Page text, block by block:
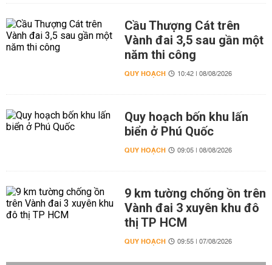
Cầu Thượng Cát trên
Vành đai 3,5 sau gần một
năm thi công
QUY HOẠCH 10:42 | 08/08/2026
Quy hoạch bốn khu lấn
biển ở Phú Quốc
QUY HOẠCH 09:05 | 08/08/2026
9 km tường chống ồn trên
Vành đai 3 xuyên khu đô
thị TP HCM
QUY HOẠCH 09:55 | 07/08/2026